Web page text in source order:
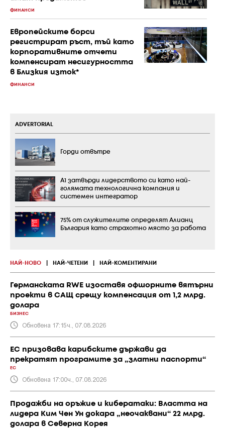
ФИНАНСИ
Европейските борси
регистрират ръст, тъй като
корпоративните отчети
компенсират несигурността
в Близкия изток*
ФИНАНСИ
НАЙ-НОВО НАЙ-ЧЕТЕНИ НАЙ-КОМЕНТИРАНИ
Германската RWE изоставя офшорните вятърни
проекти в САЩ срещу компенсация от 1,2 млрд.
долара
БИЗНЕС
Обновена 17:15ч., 07.08.2026
ЕС призовава карибските държави да
прекратят програмите за „златни паспорти“
ЕС
Обновена 17:00ч., 07.08.2026
Продажби на оръжие и кибератаки: Властта на
лидера Ким Чен Ун докара „неочаквани“ 22 млрд.
долара в Северна Корея
ADVERTORIAL
Горди отвътре
А1 затвърди лидерството си като най-
голямата технологична компания и
системен интегратор
75% от служителите определят Алианц
България като страхотно място за работа